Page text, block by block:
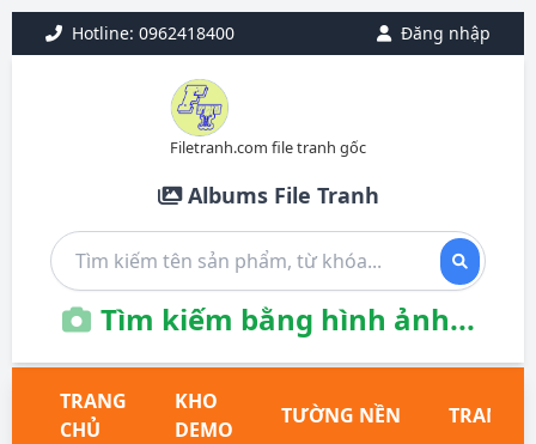
Hotline: 0962418400 Đăng nhập
Filetranh.com file tranh gốc
Albums File Tranh
Tìm kiếm bằng hình ảnh...
TRANG
CHỦ
KHO
DEMO
TƯỜNG NỀN TRANH